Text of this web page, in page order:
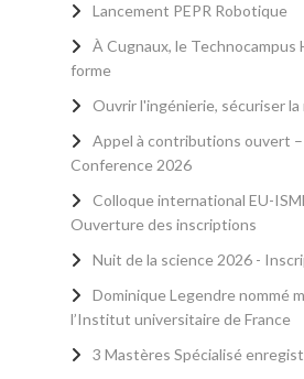
Lancement PEPR Robotique
À Cugnaux, le Technocampus
forme
Ouvrir l'ingénierie, sécuriser
Appel à contributions ouvert
Conference 2026
Colloque international EU-
Ouverture des inscriptions
Nuit de la science 2026 -
Dominique Legendre nommé
l’Institut universitaire de France
3 Mastères Spécialisé